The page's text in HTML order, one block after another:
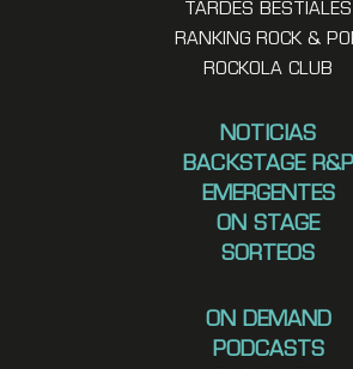
TARDES BESTIALES
RANKING ROCK &
ROCKOLA CLUB
NOTICIAS
BACKSTAGE R&P
EMERGENTES
ON STAGE
SORTEOS
ON DEMAND
PODCASTS